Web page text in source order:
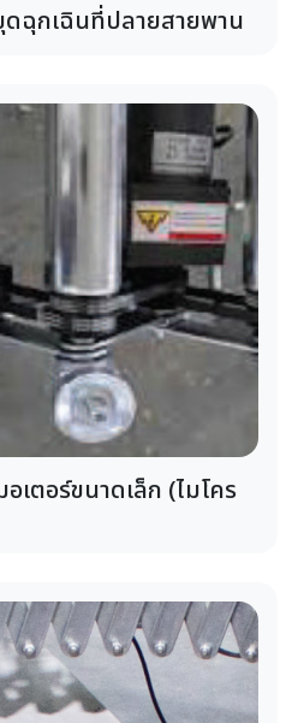
ฉุกเฉินที่ปลายสายพาน
เตอร์ขนาดเล็ก (ไมโคร